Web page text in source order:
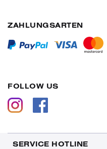
ZAHLUNGSARTEN
FOLLOW US
SERVICE HOTLINE